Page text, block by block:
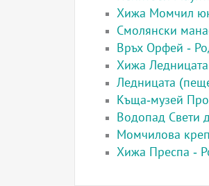
Хижа Момчил
Смолянски
Връх Орфей -
Хижа Ледницата
Ледницата
Къща-музей
Водопад Свети
Момчилова
Хижа Преспа -